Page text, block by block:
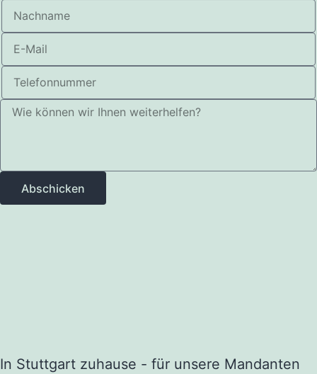
Abschicken
In Stuttgart zuhause - für unsere Mandanten